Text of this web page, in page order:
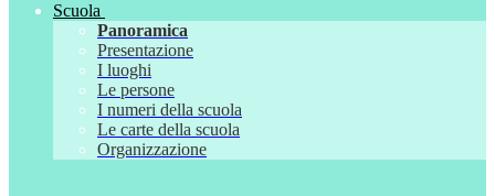
Scuola
Panoramica
Presentazione
I luoghi
Le persone
I numeri della scuola
Le carte della scuola
Organizzazione